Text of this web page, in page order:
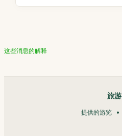
这些消息的解释
旅游
提供的游览